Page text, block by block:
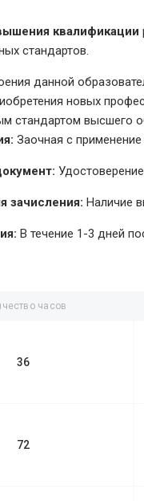
квалификации
стандартов.
данной
новых
стандартом высшего
Заочная с
зачисления: Наличие
В течение 1-3 дней
часов
36
72